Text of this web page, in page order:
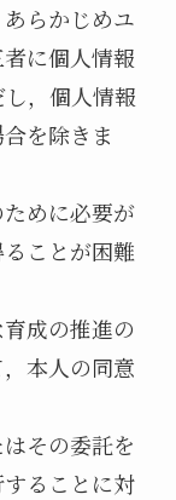
らかじめユ
に個人情報
，個人情報
を除きま
めに必要が
ことが困難
成の推進の
本人の同意
その委託を
ることに対